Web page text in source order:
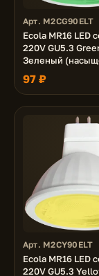
Арт. M2CG90ELT
Ecola MR16 LED
220V GU5.3
Зеленый
цвет)
97 ₽
Арт. M2CY90ELT
Ecola MR16 LED
220V GU5.3